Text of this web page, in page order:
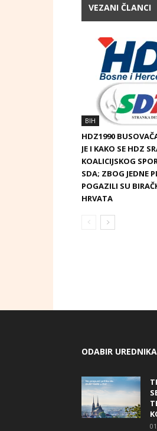
VEZANI ČLANCI
BIH
HDZ1990
JE I KAKO SE HDZ
KOALICIJSKOG
SDA; ZBOG JEDNE
POGAZILI SU
HRVATA
ODABIR UREDNIKA